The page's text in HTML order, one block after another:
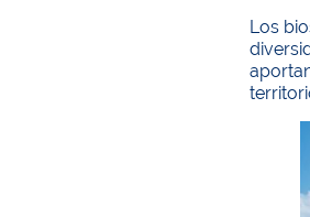
Los